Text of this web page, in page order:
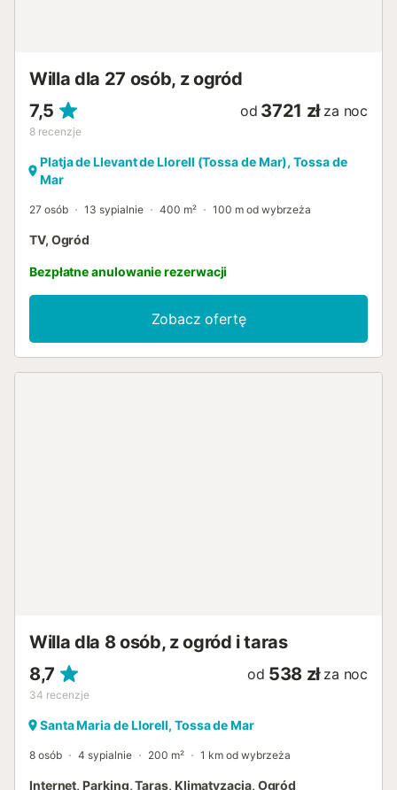
Willa dla 27 osób, z ogród
7,5
8 recenzje
od 3721 zł za noc
Platja de Llevant de Llorell (Tossa de Mar), Tossa de
Mar
27 osób 13 sypialnie 400 m² 100 m od wybrzeża
TV, Ogród
Bezpłatne anulowanie rezerwacji
Zobacz ofertę
Willa dla 8 osób, z ogród i taras
8,7
34 recenzje
od 538 zł za noc
Santa Maria de Llorell, Tossa de Mar
8 osób 4 sypialnie 200 m² 1 km od wybrzeża
Internet, Parking, Taras, Klimatyzacja, Ogród